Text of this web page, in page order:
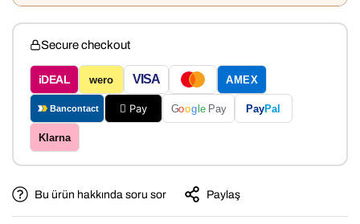
Secure checkout
iDEAL wero VISA AMEX
Bancontact  Pay Goog le Pay PayPal
Klarna
Bu ürün hakkında soru sor Paylaş